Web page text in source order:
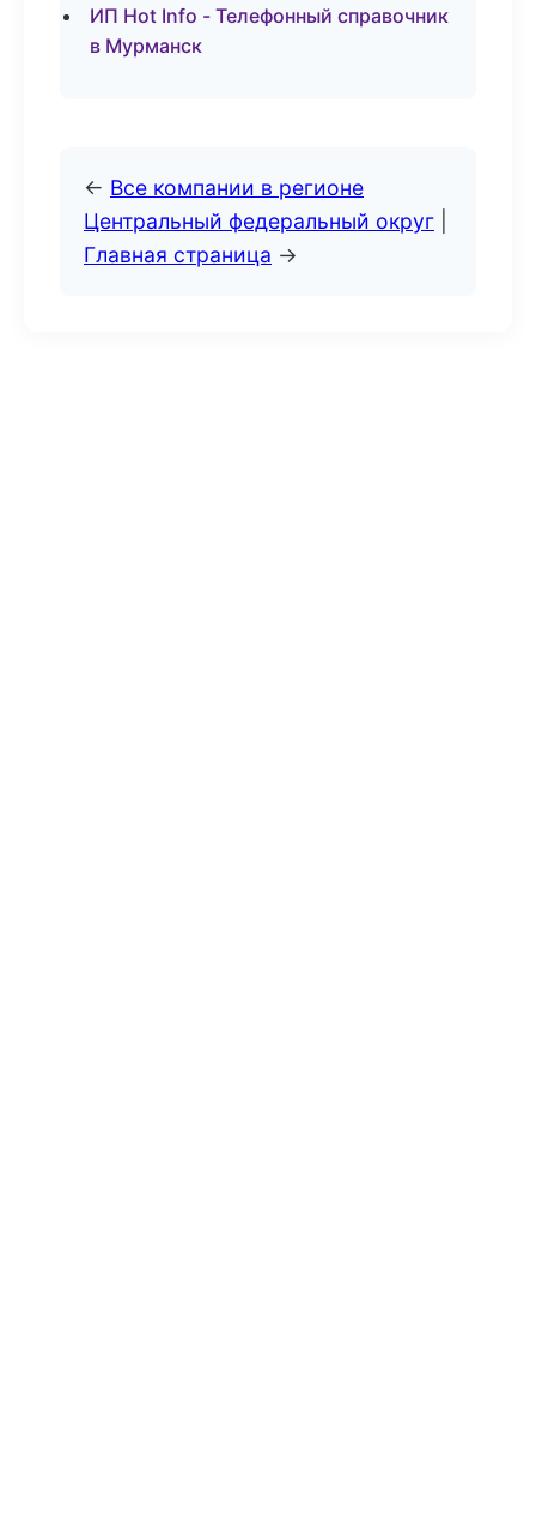
ИП Hot Info - Телефонный справочник
в Мурманск
← Все компании в регионе
Центральный федеральный округ
Главная страница →